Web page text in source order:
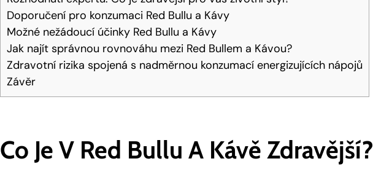
Doporučení pro konzumaci Red Bullu a Kávy
Možné nežádoucí účinky Red Bullu a Kávy
Jak najít správnou rovnováhu mezi Red Bullem a Kávou?
Zdravotní rizika spojená s nadměrnou konzumací energizujících nápojů
Závěr
Co Je V Red Bullu A Kávě Zdravější?